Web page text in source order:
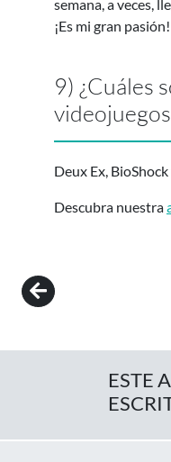
semana, a veces,
¡Es mi gran pasión!
9) ¿Cuáles
Deux Ex,
Descubra nuestra
Post navigation
ESTE